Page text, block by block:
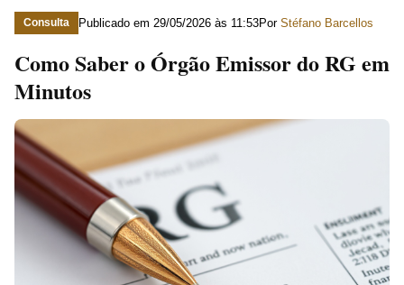
Consulta Publicado em 29/05/2026 às 11:53Por Stéfano Barcellos
Como Saber o Órgão Emissor do RG em
Minutos